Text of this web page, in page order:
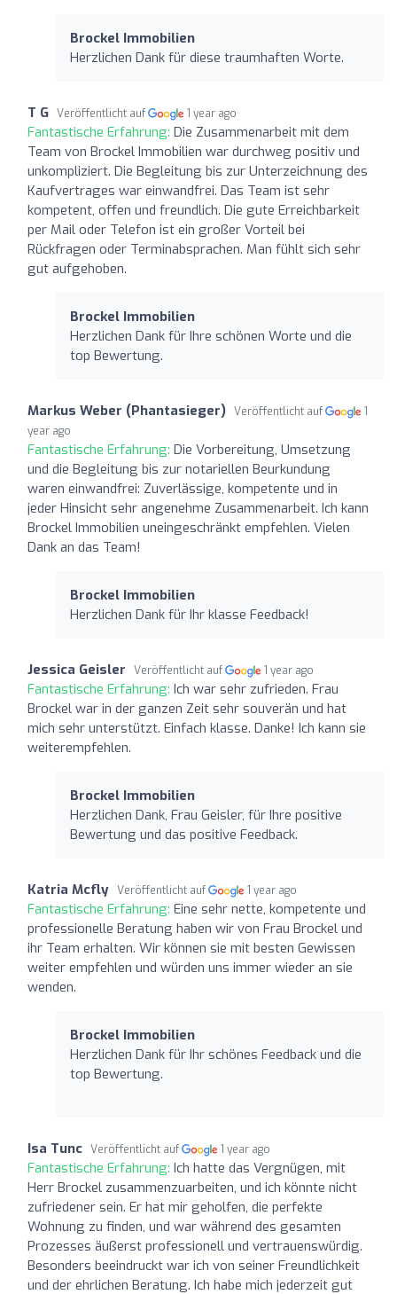
Brockel Immobilien
Herzlichen Dank für diese traumhaften Worte.
T G Veröffentlicht auf 1 year ago
Fantastische Erfahrung: Die Zusammenarbeit mit dem
Team von Brockel Immobilien war durchweg positiv und
unkompliziert. Die Begleitung bis zur Unterzeichnung des
Kaufvertrages war einwandfrei. Das Team ist sehr
kompetent, offen und freundlich. Die gute Erreichbarkeit
per Mail oder Telefon ist ein großer Vorteil bei
Rückfragen oder Terminabsprachen. Man fühlt sich sehr
gut aufgehoben.
Brockel Immobilien
Herzlichen Dank für Ihre schönen Worte und die
top Bewertung.
Markus Weber (Phantasieger) Veröffentlicht auf
1
year ago
Fantastische Erfahrung: Die Vorbereitung, Umsetzung
und die Begleitung bis zur notariellen Beurkundung
waren einwandfrei: Zuverlässige, kompetente und in
jeder Hinsicht sehr angenehme Zusammenarbeit. Ich kann
Brockel Immobilien uneingeschränkt empfehlen. Vielen
Dank an das Team!
Brockel Immobilien
Herzlichen Dank für Ihr klasse Feedback!
Jessica Geisler Veröffentlicht auf 1 year ago
Fantastische Erfahrung: Ich war sehr zufrieden. Frau
Brockel war in der ganzen Zeit sehr souverän und hat
mich sehr unterstützt. Einfach klasse. Danke! Ich kann sie
weiterempfehlen.
Brockel Immobilien
Herzlichen Dank, Frau Geisler, für Ihre positive
Bewertung und das positive Feedback.
Katria Mcfly Veröffentlicht auf 1 year ago
Fantastische Erfahrung: Eine sehr nette, kompetente und
professionelle Beratung haben wir von Frau Brockel und
ihr Team erhalten. Wir können sie mit besten Gewissen
weiter empfehlen und würden uns immer wieder an sie
wenden.
Brockel Immobilien
Herzlichen Dank für Ihr schönes Feedback und die
top Bewertung.
Isa Tunc Veröffentlicht auf 1 year ago
Fantastische Erfahrung: Ich hatte das Vergnügen, mit
Herr Brockel zusammenzuarbeiten, und ich könnte nicht
zufriedener sein. Er hat mir geholfen, die perfekte
Wohnung zu finden, und war während des gesamten
Prozesses äußerst professionell und vertrauenswürdig.
Besonders beeindruckt war ich von seiner Freundlichkeit
und der ehrlichen Beratung. Ich habe mich jederzeit gut